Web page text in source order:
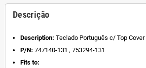
Descrição
Description: Teclado Português c/ Top
P/N: 747140-131 , 753294-131
Fits to: